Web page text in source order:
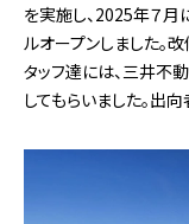
を実施し、2025年７月
ルオープンしました。
タッフ達には、三井不
してもらいました。出